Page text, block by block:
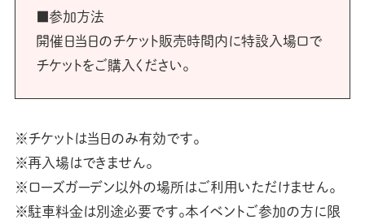
■参加方法
開催日当日のチケット販売時間内に特設入場口で
チケットをご購入ください。
※チケットは当日のみ有効です。
※再入場はできません。
※ローズガーデン以外の場所はご利用いただけません。
※駐車料金は別途必要です。本イベントご参加の方に限